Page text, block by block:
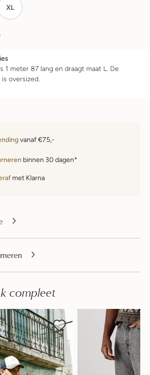
XL
1 meter 87 lang en draagt maat L. De
is oversized
vanaf €75,-
binnen 30 dagen*
met Klarna
compleet